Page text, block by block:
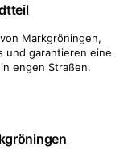
Markgröningen,
und garantieren eine
engen Straßen.